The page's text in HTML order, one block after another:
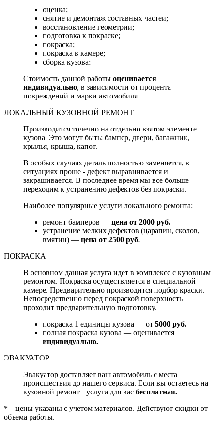
оценка;
снятие и демонтаж составных частей;
восстановление геометрии;
подготовка к покраске;
покраска;
покраска в камере;
сборка кузова;
Стоимость данной работы оценивается
индивидуально, в зависимости от процента
повреждений и марки автомобиля.
ЛОКАЛЬНЫЙ КУЗОВНОЙ РЕМОНТ
Производится точечно на отдельно взятом элементе
кузова. Это могут быть: бампер, двери, багажник,
крылья, крыша, капот.
В особых случаях деталь полностью заменяется, в
ситуациях проще - дефект выравнивается и
закрашивается. В последнее время мы все больше
переходим к устранению дефектов без покраски.
Наиболее популярные услуги локального ремонта:
ремонт бамперов — цена от 2000 руб.
устранение мелких дефектов (царапин, сколов,
вмятин) — цена от 2500 руб.
ПОКРАСКА
В основном данная услуга идет в комплексе с кузовным
ремонтом. Покраска осуществляется в специальной
камере. Предварительно производится подбор краски.
Непосредственно перед покраской поверхность
проходит предварительную подготовку.
покраска 1 единицы кузова — от 5000 руб.
полная покраска кузова — оценивается
индивидуально.
ЭВАКУАТОР
Эвакуатор доставляет ваш автомобиль с места
происшествия до нашего сервиса. Если вы остаетесь на
кузовной ремонт - услуга для вас бесплатная.
* – цены указаны с учетом материалов. Действуют скидки от
объема работы.